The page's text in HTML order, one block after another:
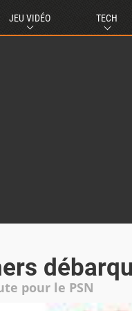
JEU VIDÉO TECH
pour le PSN